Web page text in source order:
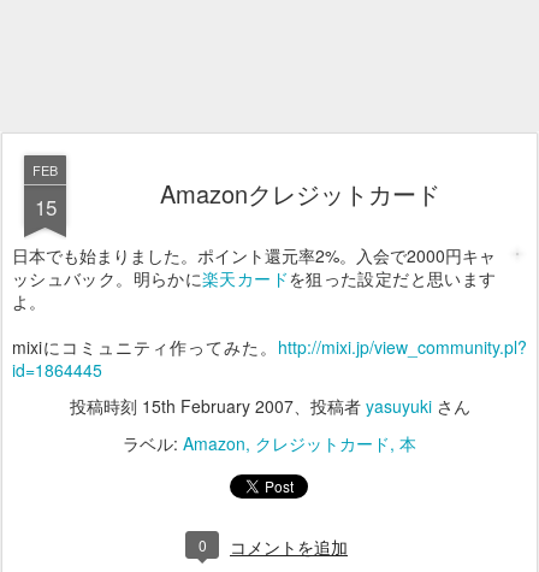
FEB
15 Amazonクレジットカード
日本でも始まりました。ポイント還元率2%。入会で2000円キャ
ッシュバック。明らかに楽天カードを狙った設定だと思います
よ。
mixiにコミュニティ作ってみた。 http://mixi.jp/view_community.pl?
id=1864445
投稿時刻 15th February 2007、投稿者 yasuyukiさん
ラベル: Amazon クレジットカード 本
0 コメントを追加